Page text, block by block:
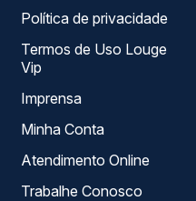
Política de privacidade
Termos de Uso Louge
Vip
Imprensa
Minha Conta
Atendimento Online
Trabalhe Conosco